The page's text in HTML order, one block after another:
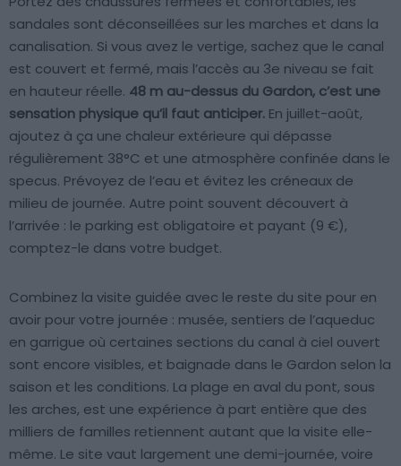
sandales sont déconseillées sur les marches et dans la
canalisation. Si vous avez le vertige, sachez que le canal
est couvert et fermé, mais l’accès au 3e niveau se fait
en hauteur réelle. 48 m au-dessus du Gardon, c’est une
sensation physique qu’il faut anticiper. En juillet-août,
ajoutez à ça une chaleur extérieure qui dépasse
régulièrement 38°C et une atmosphère confinée dans le
specus. Prévoyez de l’eau et évitez les créneaux de
milieu de journée. Autre point souvent découvert à
l’arrivée : le parking est obligatoire et payant (9 €),
comptez-le dans votre budget.
Combinez la visite guidée avec le reste du site pour en
avoir pour votre journée : musée, sentiers de l’aqueduc
en garrigue où certaines sections du canal à ciel ouvert
sont encore visibles, et baignade dans le Gardon selon la
saison et les conditions. La plage en aval du pont, sous
les arches, est une expérience à part entière que des
milliers de familles retiennent autant que la visite elle-
même. Le site vaut largement une demi-journée, voire